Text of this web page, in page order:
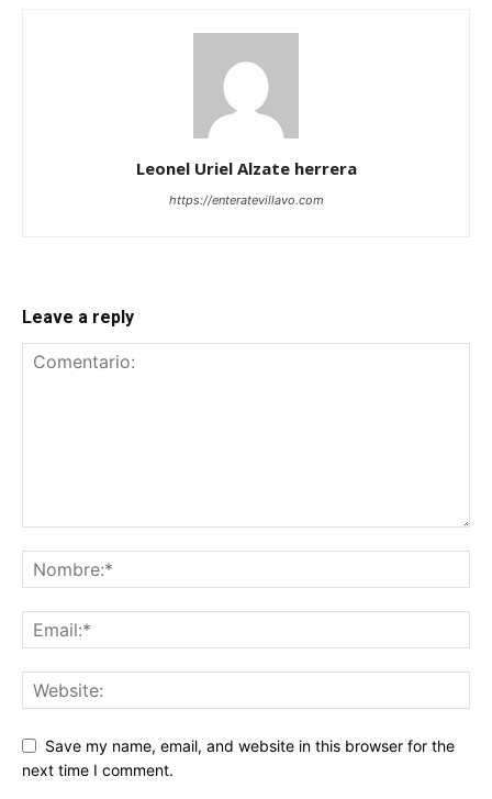
Leonel Uriel Alzate herrera
https://enteratevillavo.com
Leave a reply
Save my name, email, and website in this browser for the
next time I comment.